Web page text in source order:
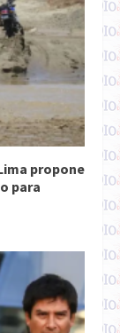
propone
para